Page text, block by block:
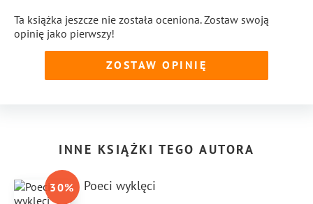
Ta książka jeszcze nie została oceniona. Zostaw swoją
opinię jako pierwszy!
ZOSTAW OPINIĘ
INNE KSIĄŻKI TEGO AUTORA
30% Poeci wyklęci